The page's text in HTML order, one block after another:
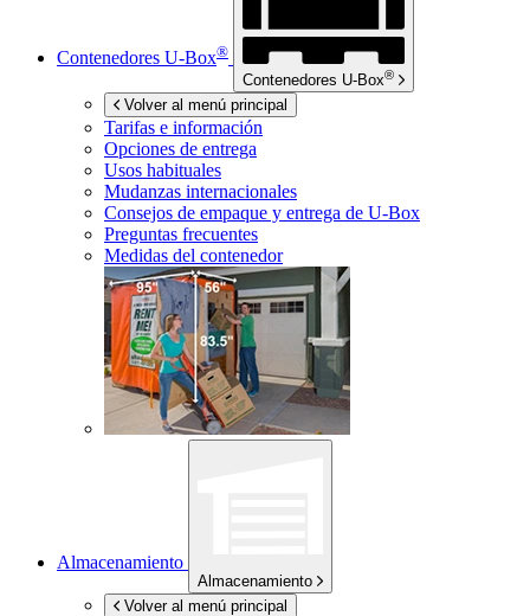
Contenedores U-Box®
Contenedores U-Box®
Volver al menú principal
Tarifas e información
Opciones de entrega
Usos habituales
Mudanzas internacionales
Consejos de empaque y entrega de U-Box
Preguntas frecuentes
Medidas del contenedor
Almacenamiento
Almacenamiento
Volver al menú principal